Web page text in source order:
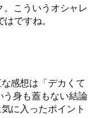
。こういうオシャレ
ですね。
感想は「デカくて
身も蓋もない結論
に入ったポイント